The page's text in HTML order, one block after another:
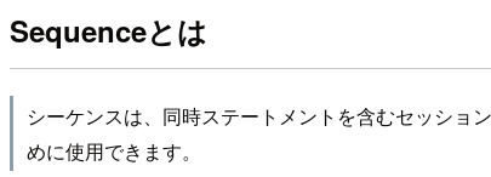
Sequenceとは
シーケンスは、同時ステートメントを含むセッショ
めに使用できます。